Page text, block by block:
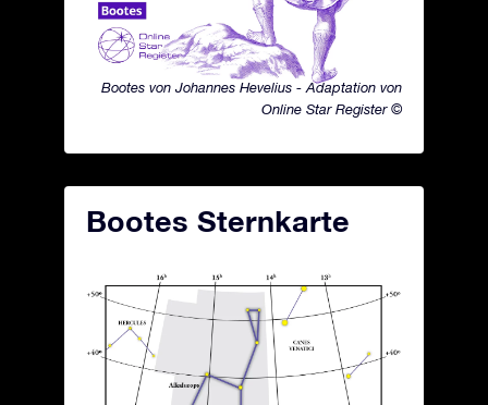
Bootes von Johannes Hevelius - Adaptation von
Online Star Register ©
Bootes Sternkarte